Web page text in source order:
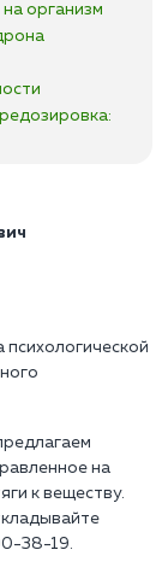
организм
на
к веществу.
38-19.